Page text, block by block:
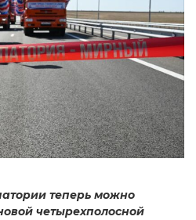
теперь можно
четырехполосной